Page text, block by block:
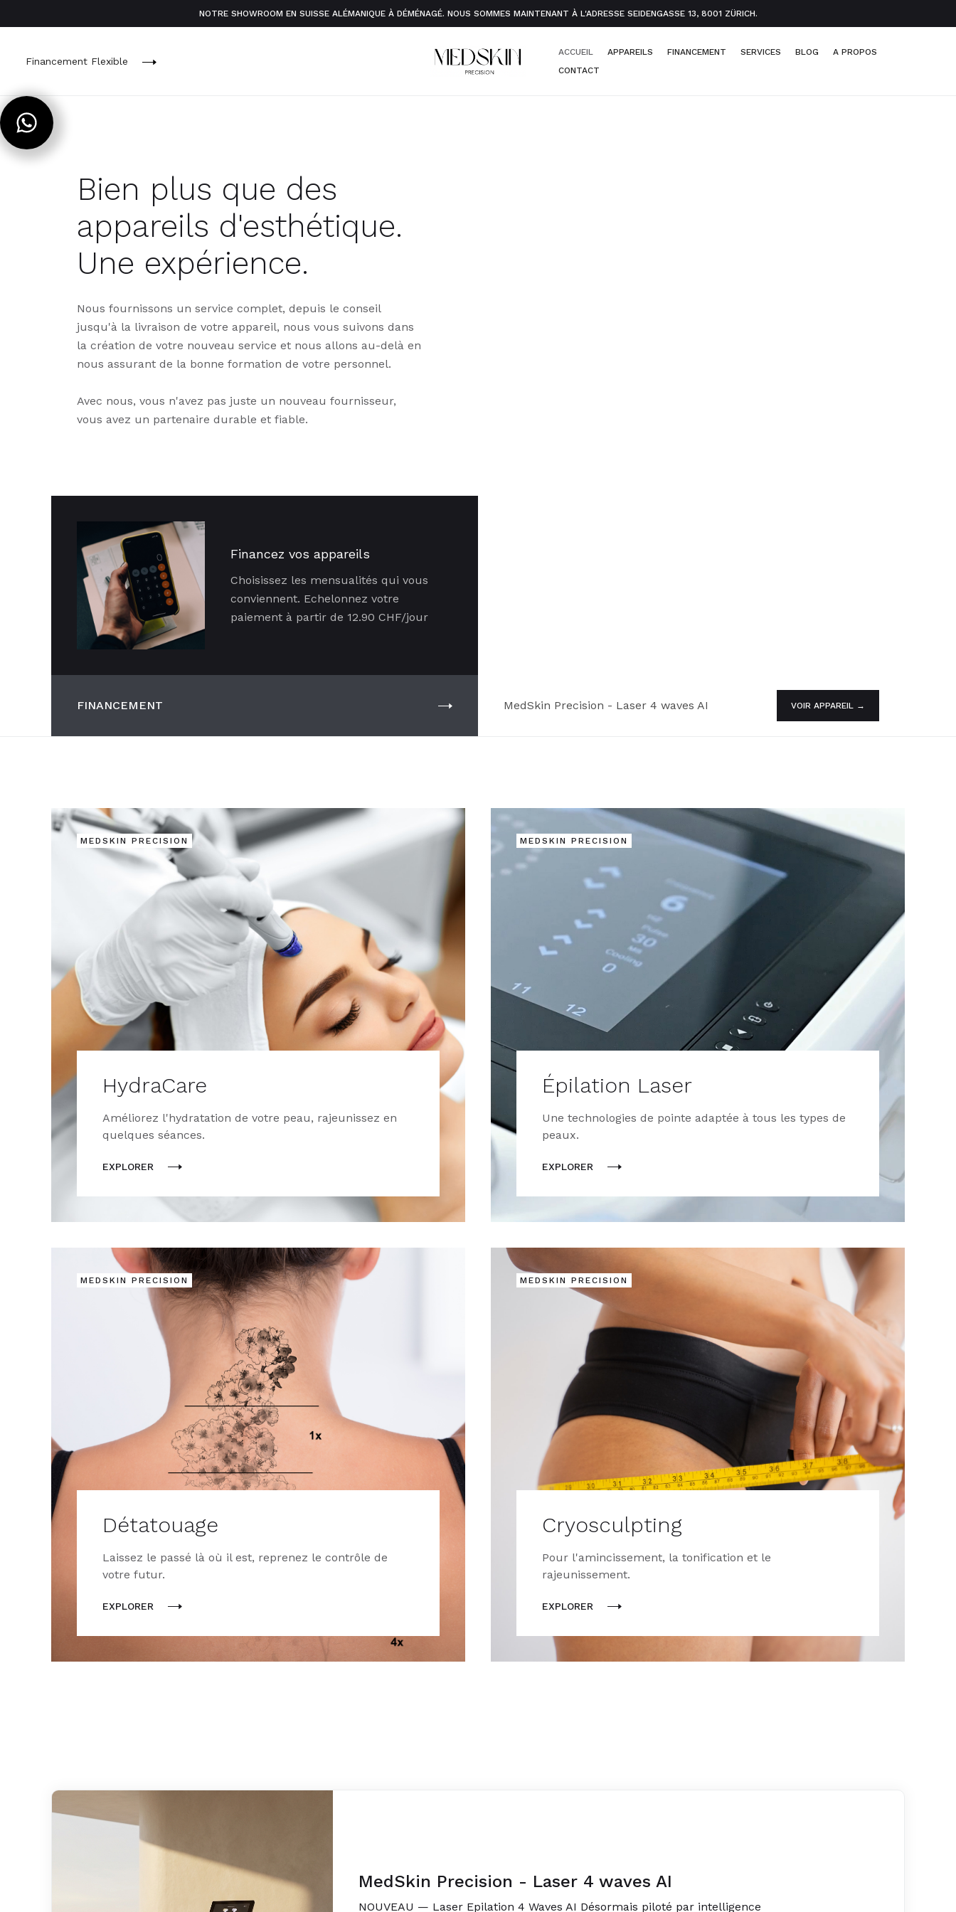
NOTRE SHOWROOM EN SUISSE ALÉMANIQUE À DÉMÉNAGÉ. NOUS SOMMES MAINTENANT À L'ADRESSE SEIDENGASSE 13, 8001 ZÜRICH.
Financement Flexible
ACCUEIL APPAREILS FINANCEMENT SERVICES BLOG
A PROPOS
CONTACT
Bien plus que des
appareils d'esthétique.
Une expérience.
Nous fournissons un service complet, depuis le conseil
jusqu'à la livraison de votre appareil, nous vous suivons dans
la création de votre nouveau service et nous allons au-delà en
nous assurant de la bonne formation de votre personnel.
Avec nous, vous n'avez pas juste un nouveau fournisseur,
vous avez un partenaire durable et fiable.
Financez vos appareils
Choisissez les mensualités qui vous
conviennent. Echelonnez votre
paiement à partir de 12.90 CHF/jour
FINANCEMENT MedSkin Precision - Laser 4 waves AI VOIR APPAREIL →
MEDSKIN PRECISION
HydraCare
Améliorez l'hydratation de votre peau, rajeunissez en
quelques séances.
EXPLORER
MEDSKIN PRECISION
Épilation Laser
Une technologies de pointe adaptée à tous les types de
peaux.
EXPLORER
MEDSKIN PRECISION
Détatouage
Laissez le passé là où il est, reprenez le contrôle de
votre futur.
EXPLORER
MEDSKIN PRECISION
Cryosculpting
Pour l'amincissement, la tonification et le
rajeunissement.
EXPLORER
MedSkin Precision - Laser 4 waves AI
NOUVEAU — Laser Epilation 4 Waves AI Désormais piloté par intelligence